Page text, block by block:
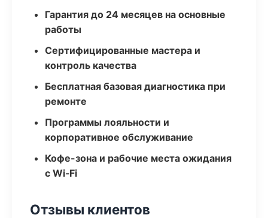
Гарантия до 24 месяцев на основные
работы
Сертифицированные мастера и
контроль качества
Бесплатная базовая диагностика при
ремонте
Программы лояльности и
корпоративное обслуживание
Кофе-зона и рабочие места ожидания
с Wi‑Fi
Отзывы клиентов